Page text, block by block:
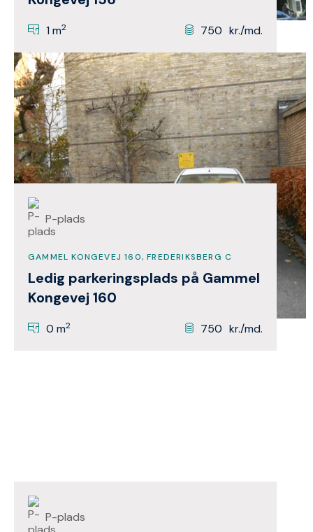
1 m2 750 kr./md.
P-plads
GAMMEL KONGEVEJ 160, FREDERIKSBERG C
Ledig parkeringsplads på Gammel
Kongevej 160
0 m2 750 kr./md.
P-plads